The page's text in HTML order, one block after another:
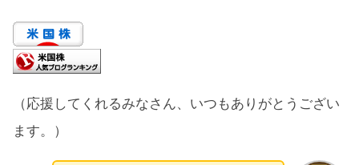
（応援してくれるみなさん、いつもありがとうござい
ます。）